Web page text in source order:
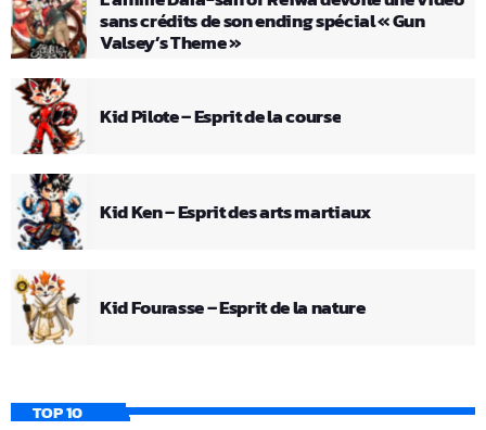
sans crédits de son ending spécial « Gun
Valsey’s Theme »
Kid Pilote – Esprit de la course
Kid Ken – Esprit des arts martiaux
Kid Fourasse – Esprit de la nature
TOP 10